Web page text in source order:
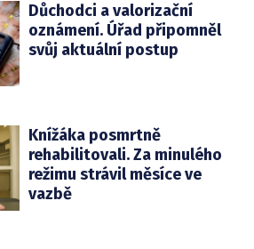
Důchodci a valorizační
oznámení. Úřad připomněl
svůj aktuální postup
Knížáka posmrtně
rehabilitovali. Za minulého
režimu strávil měsíce ve
vazbě